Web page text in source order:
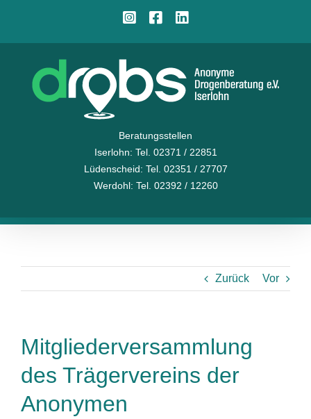
Instagram
Facebook
Beratungsstellen
Iserlohn: Tel. 02371 / 22851
Lüdenscheid: Tel. 02351 / 27707
Werdohl: Tel. 02392 / 12260
Zurück Vor
Mitgliederversammlung
des Trägervereins der
Anonymen